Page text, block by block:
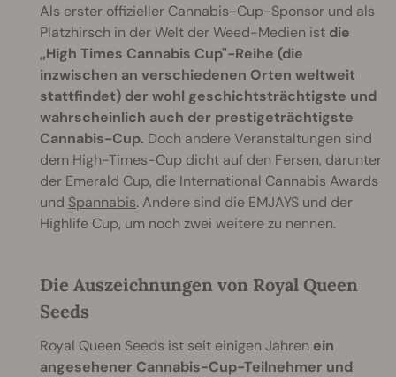
Als erster offizieller Cannabis-Cup-Sponsor und als
Platzhirsch in der Welt der Weed-Medien ist die
„High Times Cannabis Cup"-Reihe (die
inzwischen an verschiedenen Orten weltweit
stattfindet) der wohl geschichtsträchtigste und
wahrscheinlich auch der prestigeträchtigste
Cannabis-Cup. Doch andere Veranstaltungen sind
dem High-Times-Cup dicht auf den Fersen, darunter
der Emerald Cup, die International Cannabis Awards
und Spannabis. Andere sind die EMJAYS und der
Highlife Cup, um noch zwei weitere zu nennen.
Die Auszeichnungen von Royal Queen
Seeds
Royal Queen Seeds ist seit einigen Jahren ein
angesehener Cannabis-Cup-Teilnehmer und